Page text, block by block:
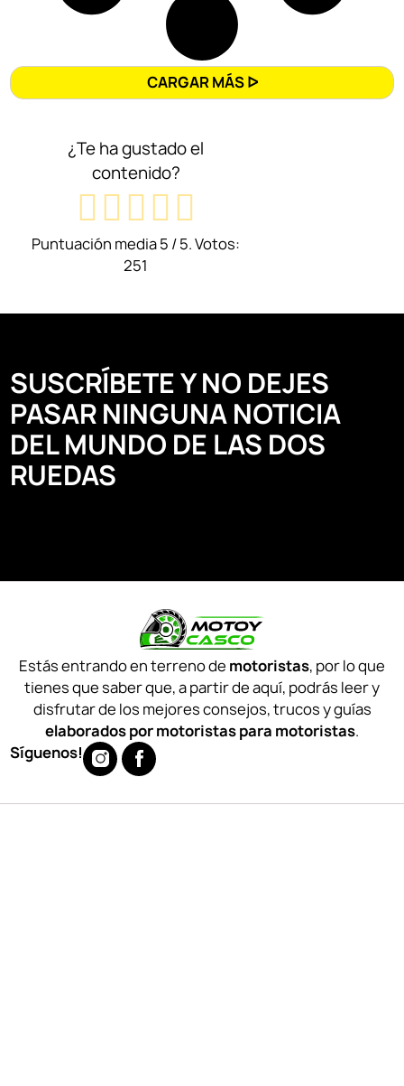
CARGAR MÁS ᐅ
¿Te ha gustado el
contenido?
Puntuación media5 / 5. Votos:
251
SUSCRÍBETE Y NO DEJES
PASAR NINGUNA NOTICIA
DEL MUNDO DE LAS DOS
RUEDAS
Estás entrando en terreno de motoristas, por lo que
tienes que saber que, a partir de aquí, podrás leer y
disfrutar de los mejores consejos, trucos y guías
elaborados por motoristas para motoristas.
Síguenos!